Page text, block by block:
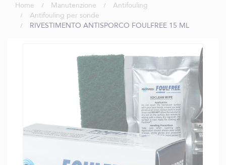
Home Manutenzione
Antifouling
Antifouling per sonde
RIVESTIMENTO ANTISPORCO FOULFREE 15 ML